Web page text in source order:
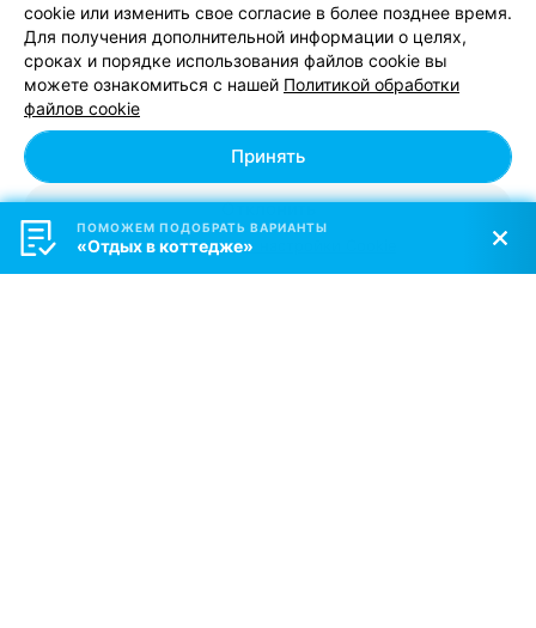
Минск, Пружанский район, д. Чабахи, ул. Лесная, 5
Круглосуточно
Инфраструктура:Wi-Fi,TV ,Стиральная машина,
Посудомоечная машина
Развлечения и услуги:Для вечеринки,На День Рождения
КОТТЕДЖ
Вилла бутик отель
cookie или изменить свое согласие в более позднее время.
Для получения дополнительной информации о целях,
сроках и порядке использования файлов cookie вы
можете ознакомиться с нашей Политикой обработки
файлов cookie
Отклонить
Принять
Персональные настройки Cookie
ПОМОЖЕМ ПОДОБРАТЬ ВАРИАНТЫ
«Отдых в коттедже»